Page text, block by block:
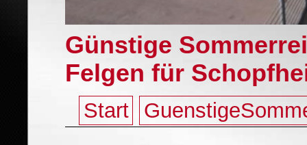
Günstige
Felgen für
Start